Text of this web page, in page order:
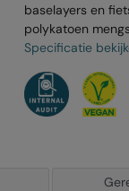
baselayers en
polykatoen
Specificatie